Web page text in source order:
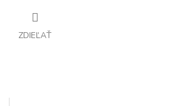
ZDIEĽAŤ